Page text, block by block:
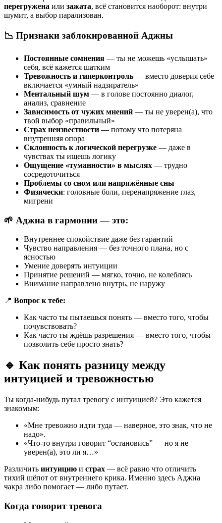
перегружена или зажата, всё становится наоборот: внутри
шумит, а выбор парализован.
📉 Признаки заблокированной Аджны
Постоянные сомнения — ты не можешь «услышать»
себя, всё кажется шатким
Тревожность и гиперконтроль — вместо доверия себе
включается «умный надзиратель»
Ментальный шум — в голове постоянно диалог,
анализ, сравнение
Зависимость от чужих мнений — ты не уверен(а), что
твой выбор «правильный»
Страх неизвестности — потому что потеряна
внутренняя опора
Склонность к логической перегрузке — даже в
чувствах ты ищешь логику
Ощущение «туманности» в мыслях — трудно
сосредоточиться
Проблемы со сном или напряжённые сны
Физически: головные боли, перенапряжение глаз,
мигрени
🌱 Аджна в гармонии — это:
Внутреннее спокойствие даже без гарантий
Чувство направления — без точного плана, но с
ясностью
Умение доверять интуиции
Принятие решений — мягко, точно, не колеблясь
Внимание направлено внутрь, не наружу
📍 Вопрос к тебе:
Как часто ты пытаешься понять — вместо того, чтобы
почувствовать?
Как часто ты ждёшь разрешения — вместо того, чтобы
позволить себе просто знать?
🔹 Как понять разницу между
интуицией и тревожностью
Ты когда-нибудь путал тревогу с интуицией? Это кажется
знакомым:
«Мне тревожно идти туда — наверное, это знак, что не
надо».
«Что-то внутри говорит “остановись” — но я не
уверен(а), это ли я…»
Различить интуицию и страх — всё равно что отличить
тихий шёпот от внутреннего крика. Именно здесь Аджна
чакра либо помогает — либо путает.
Когда говорит тревога